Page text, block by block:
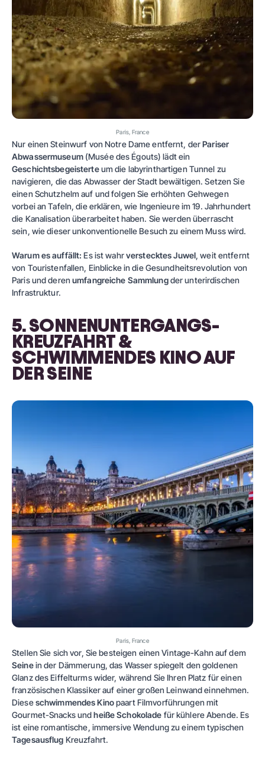
Paris, France
Nur einen Steinwurf von Notre Dame entfernt, derPariser
Abwassermuseum(Musée des Égouts) lädt ein
Geschichtsbegeisterteum die labyrinthartigen Tunnel zu
navigieren, die das Abwasser der Stadt bewältigen. Setzen Sie
einen Schutzhelm auf und folgen Sie erhöhten Gehwegen
vorbei an Tafeln, die erklären, wie Ingenieure im 19. Jahrhundert
die Kanalisation überarbeitet haben. Sie werden überrascht
sein, wie dieser unkonventionelle Besuch zu einem Muss wird.
Warum es auffällt: Es ist wahrverstecktes Juwel, weit entfernt
von Touristenfallen, Einblicke in die Gesundheitsrevolution von
Paris und derenumfangreiche Sammlungder unterirdischen
Infrastruktur.
5. SONNENUNTERGANGS-
KREUZFAHRT &
SCHWIMMENDES KINO AUF
DER SEINE
Paris, France
Stellen Sie sich vor, Sie besteigen einen Vintage-Kahn auf dem
Seinein der Dämmerung, das Wasser spiegelt den goldenen
Glanz des Eiffelturms wider, während Sie Ihren Platz für einen
französischen Klassiker auf einer großen Leinwand einnehmen.
Dieseschwimmendes Kinopaart Filmvorführungen mit
Gourmet-Snacks undheiße Schokolade für kühlere Abende. Es
ist eine romantische, immersive Wendung zu einem typischen
Tagesausflug Kreuzfahrt.